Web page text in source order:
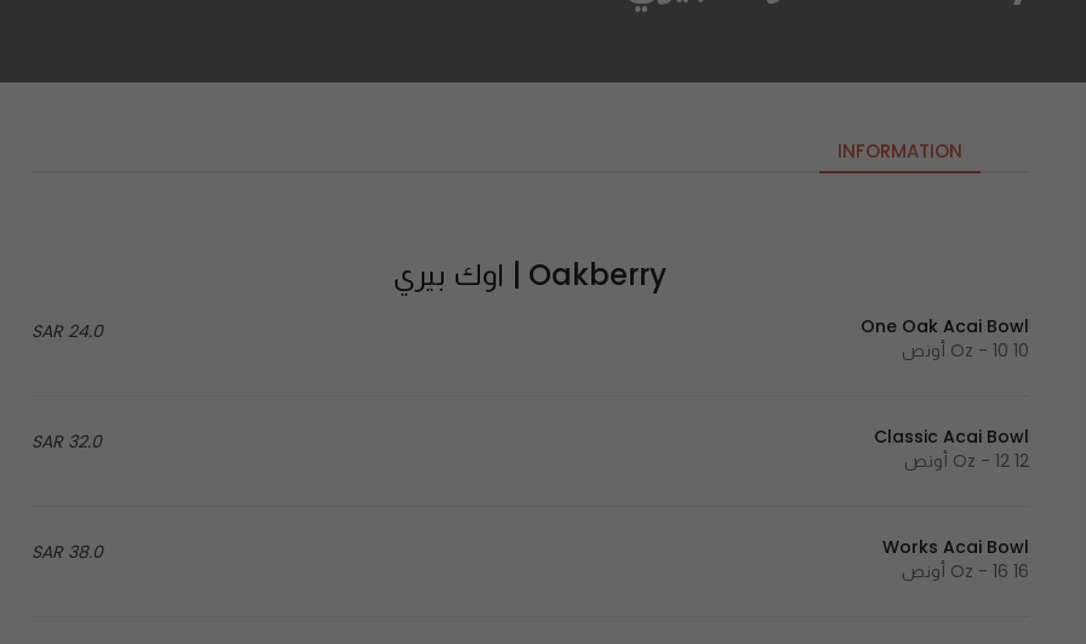
INFORMATION
Oakberry | اوك بيري
24.0 SAR
One Oak Acai Bowl
10 Oz - 10 أونص
32.0 SAR
Classic Acai Bowl
12 Oz - 12 أونص
38.0 SAR
Works Acai Bowl
16 Oz - 16 أونص